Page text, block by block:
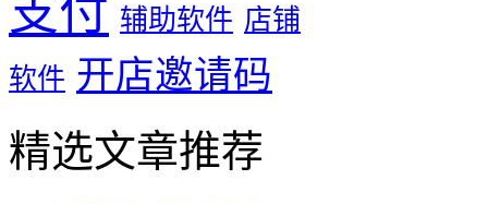
支付 辅助软件 店铺
软件 开店邀请码
精选文章推荐